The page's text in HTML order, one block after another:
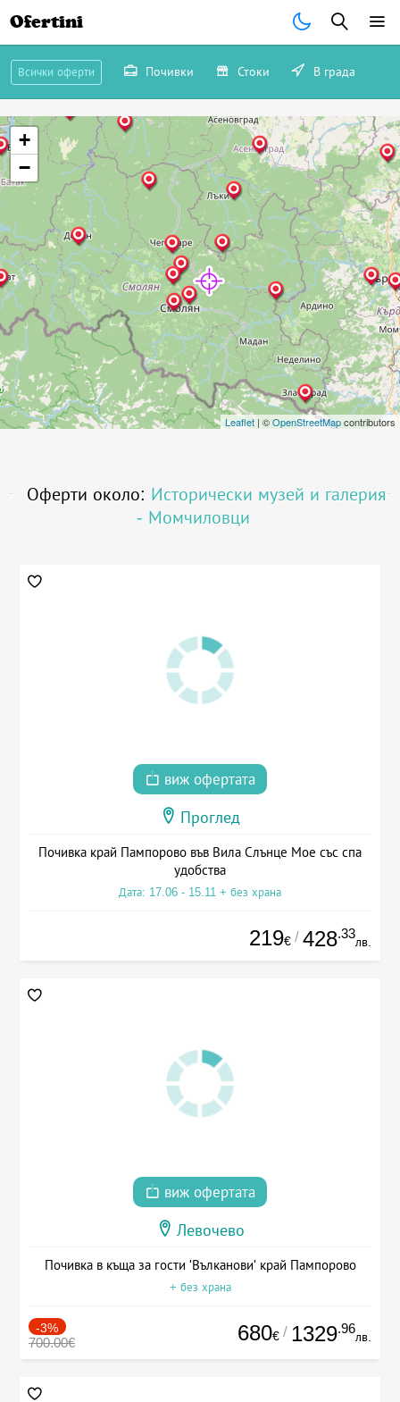
Ofertini
Всички оферти Почивки Стоки В града
+
−
Leaflet | ©OpenStreetMapcontributors
Оферти около: Исторически музей и галерия
- Момчиловци
виж офертата
Проглед
Почивка край Пампорово във Вила Слънце Мое със спа
удобства
Дата: 17.06 - 15.11 + без храна
219€ / 428.33
лв.
виж офертата
Левочево
Почивка в къща за гости 'Вълканови' край Пампорово
+ без храна
-3%
700.00€ 680€ / 1329.96
лв.